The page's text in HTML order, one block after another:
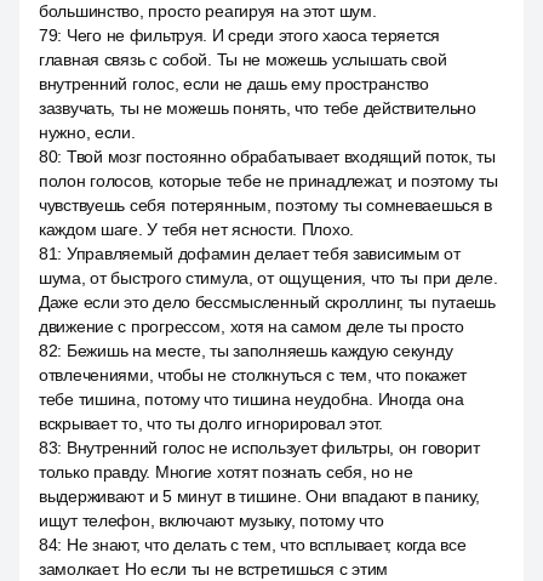
большинство, просто реагируя на этот шум.
79: Чего не фильтруя. И среди этого хаоса теряется
главная связь с собой. Ты не можешь услышать свой
внутренний голос, если не дашь ему пространство
зазвучать, ты не можешь понять, что тебе действительно
нужно, если.
80: Твой мозг постоянно обрабатывает входящий поток, ты
полон голосов, которые тебе не принадлежат, и поэтому ты
чувствуешь себя потерянным, поэтому ты сомневаешься в
каждом шаге. У тебя нет ясности. Плохо.
81: Управляемый дофамин делает тебя зависимым от
шума, от быстрого стимула, от ощущения, что ты при деле.
Даже если это дело бессмысленный скроллинг, ты путаешь
движение с прогрессом, хотя на самом деле ты просто
82: Бежишь на месте, ты заполняешь каждую секунду
отвлечениями, чтобы не столкнуться с тем, что покажет
тебе тишина, потому что тишина неудобна. Иногда она
вскрывает то, что ты долго игнорировал этот.
83: Внутренний голос не использует фильтры, он говорит
только правду. Многие хотят познать себя, но не
выдерживают и 5 минут в тишине. Они впадают в панику,
ищут телефон, включают музыку, потому что
84: Не знают, что делать с тем, что всплывает, когда все
замолкает. Но если ты не встретишься с этим